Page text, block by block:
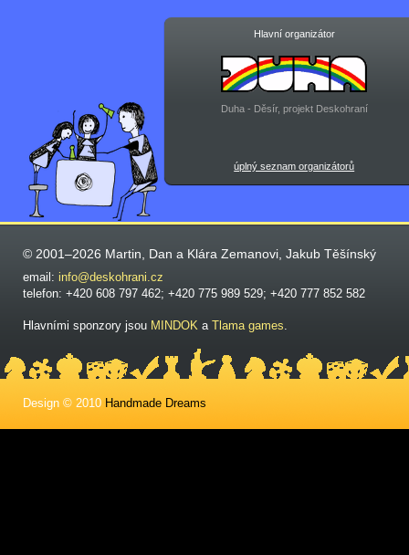
Hlavní organizátor
Duha - Děsír, projekt Deskohraní
úplný seznam organizátorů
© 2001–2026 Martin, Dan a Klára Zemanovi, Jakub Těšínský
email: info@deskohrani.cz
telefon: +420 608 797 462; +420 775 989 529; +420 777 852 582
Hlavními sponzory jsou MINDOK a Tlama games.
Design © 2010 Handmade Dreams